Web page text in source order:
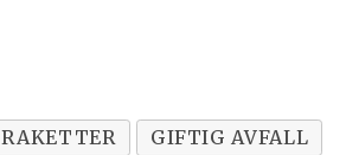
RAKETTER
GIFTIG AVFALL